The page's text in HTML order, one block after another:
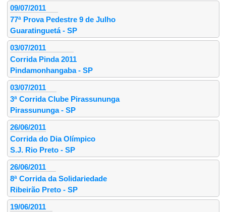
09/07/2011
77ª Prova Pedestre 9 de Julho
Guaratinguetá - SP
03/07/2011
Corrida Pinda 2011
Pindamonhangaba - SP
03/07/2011
3ª Corrida Clube Pirassununga
Pirassununga - SP
26/06/2011
Corrida do Dia Olímpico
S.J. Rio Preto - SP
26/06/2011
8ª Corrida da Solidariedade
Ribeirão Preto - SP
19/06/2011